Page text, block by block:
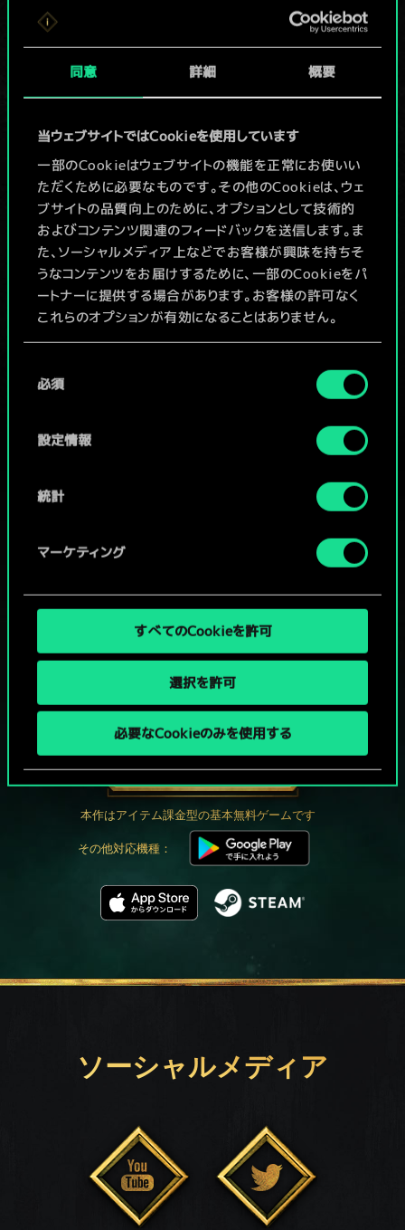
同意 詳細 概要
当ウェブサイトではCookieを使用しています
一部のCookieはウェブサイトの機能を正常にお使いい
ただくために必要なものです。その他のCookieは、ウェ
ブサイトの品質向上のために、オプションとして技術的
およびコンテンツ関連のフィードバックを送信します。ま
た、ソーシャルメディア上などでお客様が興味を持ちそ
うなコンテンツをお届けするために、一部のCookieをパ
ートナーに提供する場合があります。お客様の許可なく
これらのオプションが有効になることはありません。
詳細は、下記の「設定」メニューでご確認ください。
必須
設定情報
統計
マーケティング
すべてのCookieを許可
選択を許可
必要なCookieのみを使用する
か共有デッキがあ
りませんが、
続々追加中！
デッキ名入力＆ガイドを作成
デッキを編集
/
グウェントでひと勝負といかない
か？
PCで無料プレイ！
本作はアイテム課金型の基本無料ゲームです
その他対応機種：
ソーシャルメディア